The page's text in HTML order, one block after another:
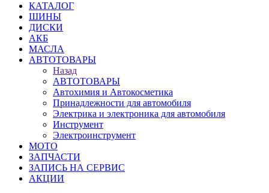
КАТАЛОГ
ШИНЫ
ДИСКИ
АКБ
МАСЛА
АВТОТОВАРЫ
Назад
АВТОТОВАРЫ
Автохимия и Автокосметика
Принадлежности для автомобиля
Электрика и электроника для автомобиля
Инструмент
Электроинструмент
МОТО
ЗАПЧАСТИ
ЗАПИСЬ НА СЕРВИС
АКЦИИ